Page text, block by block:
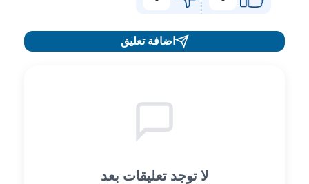
اضافة تعليق
لا توجد تعليقات بعد